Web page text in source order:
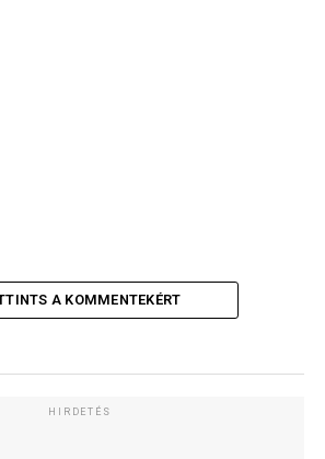
A KOMMENTEKÉRT
HIRDETÉS